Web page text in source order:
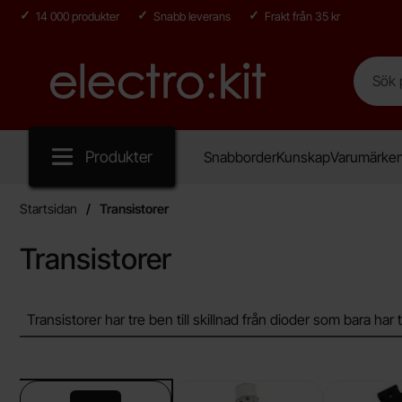
14 000 produkter Snabb leverans Frakt från 35 kr
Startsidan för Electro:kit
Sök
Sök på
Produkter SnabborderKunskap
Startsidan Transistorer
Transistorer
HoppaTransistorer har tre ben till skillnad från dioder som bara har
Underkategorier